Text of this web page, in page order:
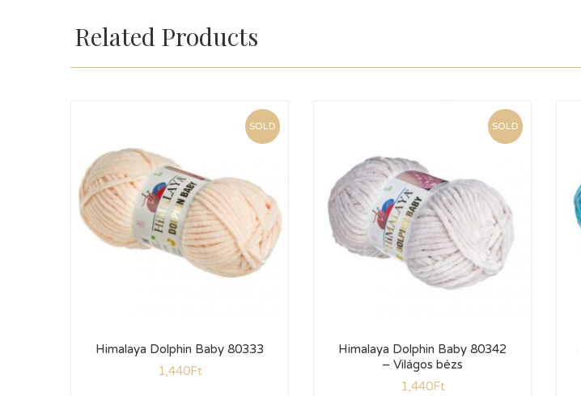
Related Products
SOLD
Himalaya Dolphin Baby 80333
1,440Ft
SOLD
Himalaya Dolphin Baby 80342
– Világos bézs
1,440Ft